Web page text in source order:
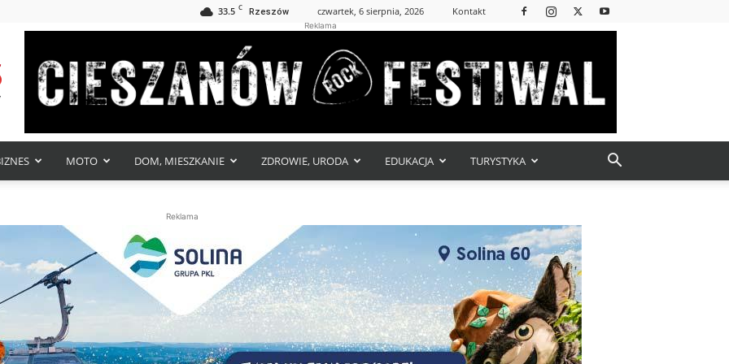
33.5 C Rzeszów czwartek, 6 sierpnia, 2026 Kontakt
Reklama
MOTO DOM, MIESZKANIE ZDROWIE, URODA EDUKACJA TURYSTYKA
Reklama